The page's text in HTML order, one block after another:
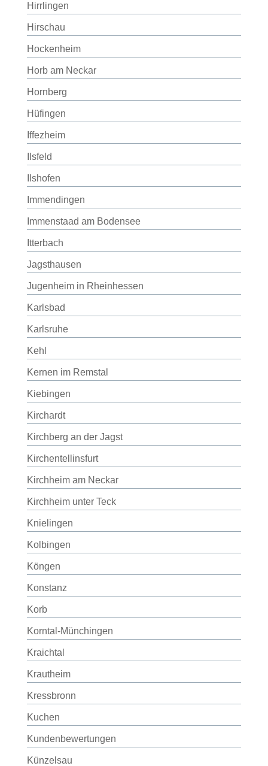
Hirrlingen
Hirschau
Hockenheim
Horb am Neckar
Hornberg
Hüfingen
Iffezheim
Ilsfeld
Ilshofen
Immendingen
Immenstaad am Bodensee
Itterbach
Jagsthausen
Jugenheim in Rheinhessen
Karlsbad
Karlsruhe
Kehl
Kernen im Remstal
Kiebingen
Kirchardt
Kirchberg an der Jagst
Kirchentellinsfurt
Kirchheim am Neckar
Kirchheim unter Teck
Knielingen
Kolbingen
Köngen
Konstanz
Korb
Korntal-Münchingen
Kraichtal
Krautheim
Kressbronn
Kuchen
Kundenbewertungen
Künzelsau